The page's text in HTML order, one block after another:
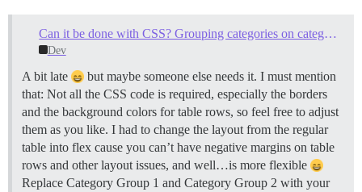
Can it be done with CSS? Grouping categories on category page
Dev
A bit late
but maybe someone else needs it. I must mention
that: Not all the CSS code is required, especially the borders
and the background colors for table rows, so feel free to adjust
them as you like. I had to change the layout from the regular
table into flex cause you can’t have negative margins on table
rows and other layout issues, and well…is more flexible
Replace Category Group 1 and Category Group 2 with your